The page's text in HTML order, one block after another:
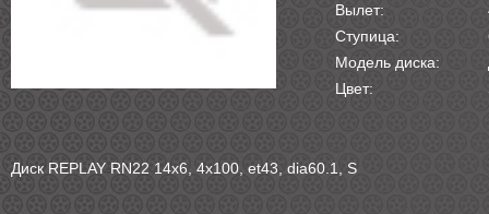
Вылет:
Ступица:
Модель диска:
Цвет:
Диск REPLAY RN22 14х6, 4х100, et43, dia60.1, S